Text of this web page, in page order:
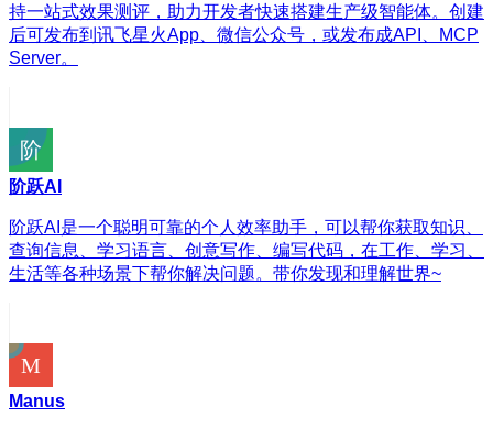
持一站式效果测评，助力开发者快速搭建生产级智能体。创建
后可发布到讯飞星火App、微信公众号，或发布成API、MCP
Server。
阶跃AI
阶跃AI是一个聪明可靠的个人效率助手，可以帮你获取知识、
查询信息、学习语言、创意写作、编写代码，在工作、学习、
生活等各种场景下帮你解决问题。带你发现和理解世界~
Manus